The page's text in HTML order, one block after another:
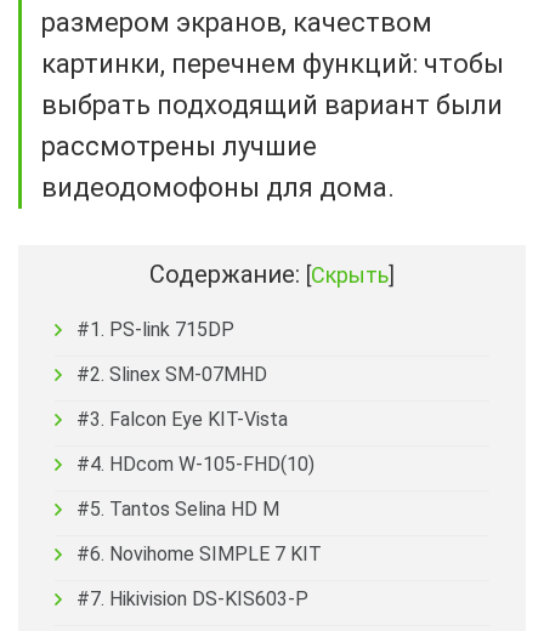
размером экранов, качеством
картинки, перечнем функций: чтобы
выбрать подходящий вариант были
рассмотрены лучшие
видеодомофоны для дома.
Содержание: [Скрыть]
#1. PS-link 715DP
#2. Slinex SM-07MHD
#3. Falcon Eye KIT-Vista
#4. HDcom W-105-FHD(10)
#5. Tantos Selina HD M
#6. Novihome SIMPLE 7 KIT
#7. Hikivision DS-KIS603-P